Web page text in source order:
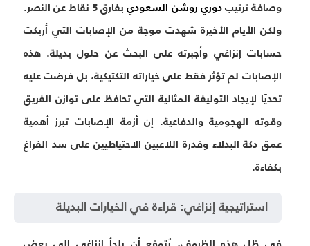
وصافة ترتيبدوري روشن السعودي بفارق 5 نقاط عن النصر.
ولكن الأيام الأخيرة شهدت موجة من الإصابات التي أربكت
حسابات إنزاغي وأجبرته على البحث عن حلول بديلة. هذه
الإصابات لم تؤثر فقط على خياراته التكتيكية، بل فرضت عليه
تحديًا لإيجاد التوليفة المثالية التي تحافظ على توازن الفريق
وقوته الهجومية والدفاعية. إن أزمة الإصاباتتبرز أهمية
عمق دكة البدلاء وقدرة اللاعبين الاحتياطيين على سد الفراغ
بكفاءة.
استراتيجية إنزاغي: قراءة في الخيارات البديلة